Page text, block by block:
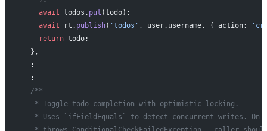
    await
todos. put (todo);
    await
rt. publish( 'todos' , user.username, { action:
    return
todo;
  },
  :
  :
  /**
   * Toggle todo completion with optimistic locking.
* Uses `ifFieldEquals` to detect concurrent writes. On